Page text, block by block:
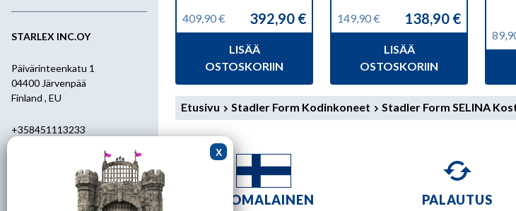
STARLEX INC.OY
Päivärinteenkatu 1
04400 Järvenpää
Finland , EU
+358451113233
starlex@kolumbus.fi
Asiakaspalvelu
409,90€
Alkuperäinen
409,90 €.
392,90 €
Nykyinen
392,90 €.
LISÄÄ
OSTOSKORIIN
149,90€
Alkuperäinen
149,90 €.
138,90 €
Nykyinen
138,90 €.
LISÄÄ
OSTOSKORIIN
Etusivu Stadler Form Kodinkoneet Stadler Form SELINA
SUOMALAINEN PALAUTUS